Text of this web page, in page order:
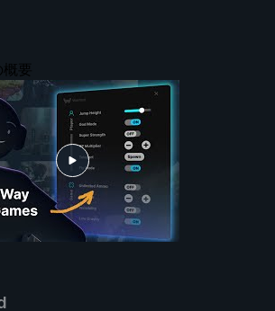
要